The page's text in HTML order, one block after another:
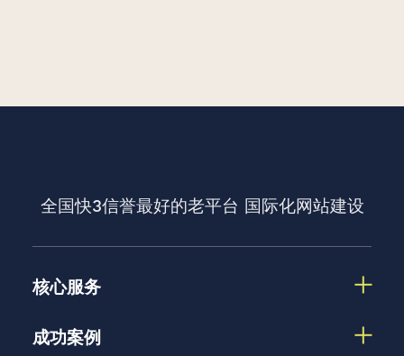
全国快3信誉最好的老平台 国际化网站建设
核心服务
成功案例